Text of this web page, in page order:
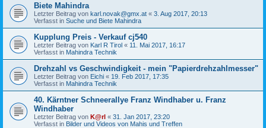
Biete Mahindra
Letzter Beitrag von karl.novak@gmx.at « 3. Aug 2017, 20:13
Verfasst in Suche und Biete Mahindra
Kupplung Preis - Verkauf cj540
Letzter Beitrag von Karl R Tirol « 11. Mai 2017, 16:17
Verfasst in Mahindra Technik
Drehzahl vs Geschwindigkeit - mein "Papierdrehzahlmesser"
Letzter Beitrag von Eichi « 19. Feb 2017, 17:35
Verfasst in Mahindra Technik
40. Kärntner Schneerallye Franz Windhaber u. Franz
Windhaber
Letzter Beitrag von K@rl « 31. Jan 2017, 23:20
Verfasst in Bilder und Videos von Mahis und Treffen